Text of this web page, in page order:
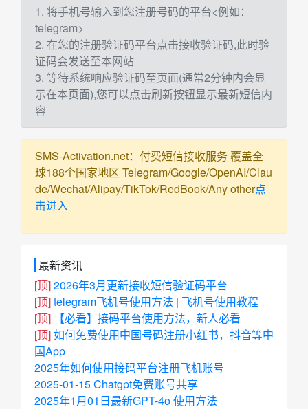
1. 将手机号输入到您注册号码的平台<例如：
telegram>
2. 在您的注册验证码平台点击接收验证码,此时验
证码会发送至本网站
3. 等待系统响应验证码至页面(通常2分钟内会显
示在本页面),您可以点击刷新按钮显示最新短信内
容
SMS-Activation.net：付费短信接收服务 覆盖全
球188个国家地区 Telegram/Google/OpenAI/Clau
de/Wechat/Alipay/TikTok/RedBook/Any other点
击进入
最新资讯
[顶]2026年3月更新接收短信验证码平台
[顶]telegram飞机号使用方法 | 飞机号使用教程
[顶]
【必看】接码平台使用方法，新人必看
[顶]如何免费使用中国号码注册小红书，抖音等中
国App
2025年如何使用接码平台注册飞机账号
2025-01-15 Chatgpt免费账号共享
2025年1月01日最新GPT-4o 使用方法